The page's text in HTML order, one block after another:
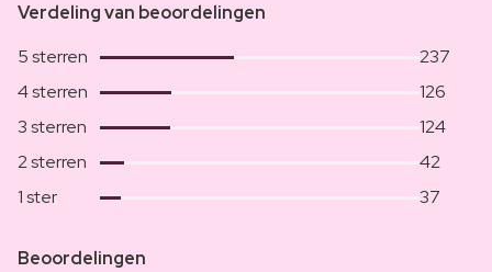
Verdeling van beoordelingen
5 sterren
237
4 sterren
126
3 sterren
124
2 sterren
42
1 ster
37
Beoordelingen